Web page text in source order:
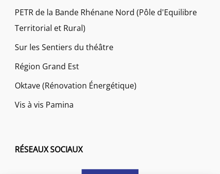
PETR de la Bande Rhénane Nord (Pôle d'Equilibre
Territorial et Rural)
Sur les Sentiers du théâtre
Région Grand Est
Oktave (Rénovation Énergétique)
Vis à vis Pamina
RÉSEAUX SOCIAUX